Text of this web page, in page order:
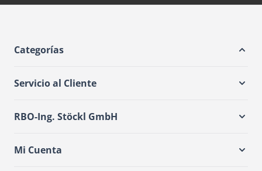
Categorías
Servicio al Cliente
RBO-Ing. Stöckl GmbH
Mi Cuenta